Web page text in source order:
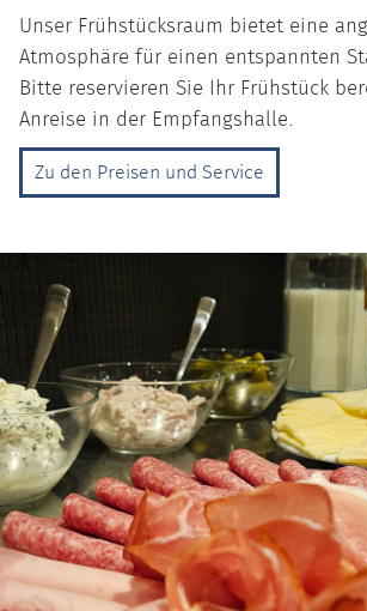
Unser Frühstücksraum bietet eine
Atmosphäre für einen entspannten
Bitte reservieren Sie Ihr Frühstück
Anreise in der Empfangshalle.
Zu den Preisen und Service